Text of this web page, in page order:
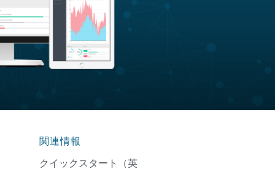
関連情報
クイックスタート（英